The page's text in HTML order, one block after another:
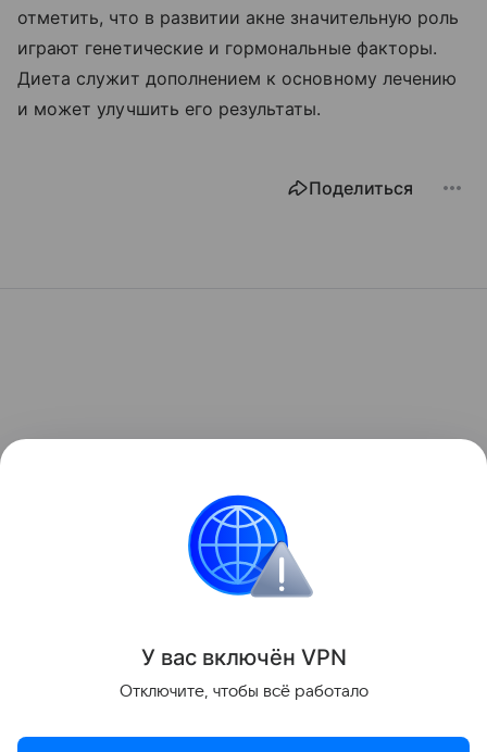
отметить, что в развитии акне значительную роль
играют генетические и гормональные факторы.
Диета служит дополнением к основному лечению
и может улучшить его результаты.
Поделиться
У вас включён VPN
Отключите, чтобы всё работало